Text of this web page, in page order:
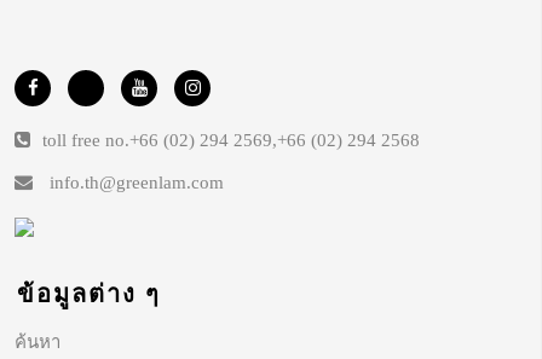
toll free no.+66 (02) 294 2569,+66 (02) 294 2568
info.th@greenlam.com
ข้อมูลต่าง ๆ
ค้นหา